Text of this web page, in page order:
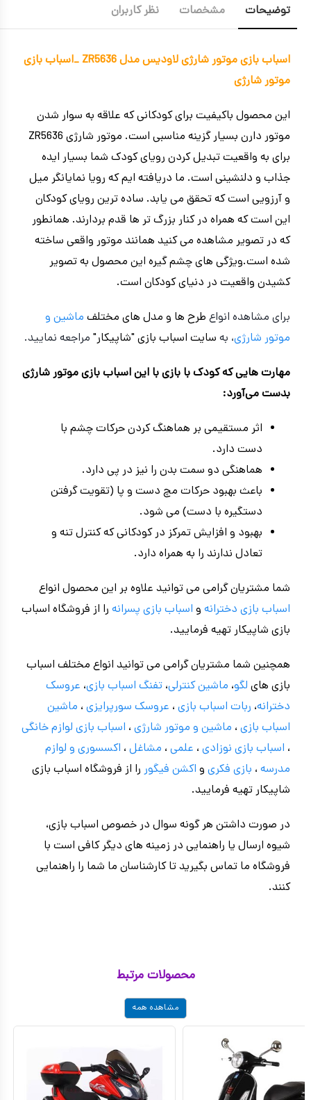
توضیحات مشخصات نظر کاربران
اسباب بازی موتور شارژی لاودیس مدل ZR5636 _اسباب بازی
موتور شارژی
این محصول باکیفیت برای کودکانی که علاقه به سوار شدن
موتور دارن بسیار گزینه مناسبی است. موتور شارژی ZR5636
برای به واقعیت تبدیل کردن رویای کودک شما بسیار ایده
جذاب و دلنشینی است. ما دریافته ایم که رویا نمایانگر میل
و آرزویی است که تحقق می یابد. ساده ترین رویای کودکان
این است که همراه در کنار بزرگ تر ها قدم بردارند. همانطور
که در تصویر مشاهده می کنید همانند موتور واقعی ساخته
شده است.ویژگی های چشم گیره این محصول به تصویر
کشیدن واقعیت در دنیای کودکان است.
برای مشاهده انواع طرح ها و مدل های مختلف ماشین و
موتور شارژی، به سایت اسباب بازی "شاپیکار" مراجعه نمایید.
مهارت‌ هایی که کودک با بازی با این اسباب بازی موتور شارژی
بدست می‌آورد:
اثر مستقیمی بر هماهنگ کردن حرکات چشم با
دست دارد.
هماهنگی دو سمت بدن را نیز در پی دارد.
باعث بهبود حرکات مچ دست و پا (تقویت گرفتن
دستگیره با دست) می شود.
بهبود و افزایش تمرکز در کودکانی که کنترل تنه و
تعادل ندارند را به همراه دارد.
شما مشتریان گرامی می توانید علاوه بر این محصول انواع
اسباب بازی دخترانه و اسباب بازی پسرانه را از فروشگاه اسباب
بازی شاپیکار تهیه فرمایید.
همچنین شما مشتریان گرامی می توانید انواع مختلف اسباب
بازی های لگو، ماشین کنترلی، تفنگ اسباب بازی، عروسک
دخترانه، ربات اسباب بازی ، عروسک سورپرایزی ، ماشین
اسباب بازی ، ماشین و موتور شارژی ، اسباب بازی لوازم خانگی
، اسباب بازی نوزادی ، علمی ، مشاغل ، اکسسوری و لوازم
مدرسه ، بازی فکری و اکشن فیگور را از فروشگاه اسباب بازی
شاپیکار تهیه فرمایید.
در صورت داشتن هر گونه سوال در خصوص اسباب بازی،
شیوه ارسال یا راهنمایی در زمینه های دیگر کافی است با
فروشگاه ما تماس بگیرید تا کارشناسان ما شما را راهنمایی
کنند.
محصولات مرتبط
مشاهده همه